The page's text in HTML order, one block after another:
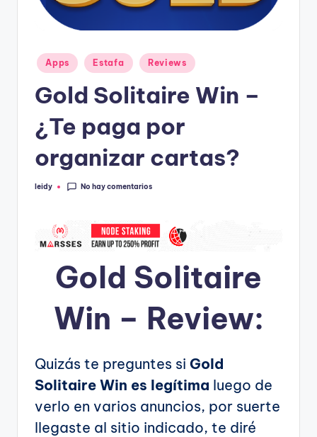
Publicado
en
Apps Estafa Reviews
Gold Solitaire Win –
¿Te paga por
organizar cartas?
Publicado
leidy No hay comentarios
Gold Solitaire
Win – Review:
Quizás te preguntes si Gold
Solitaire Win es legítima luego de
verlo en varios anuncios, por suerte
llegaste al sitio indicado, te diré